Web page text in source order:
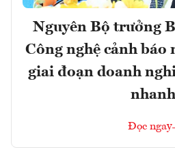
Nguyên Bộ trưởng
Công nghệ cảnh báo
giai đoạn doanh
nhanh
Đọc ngay